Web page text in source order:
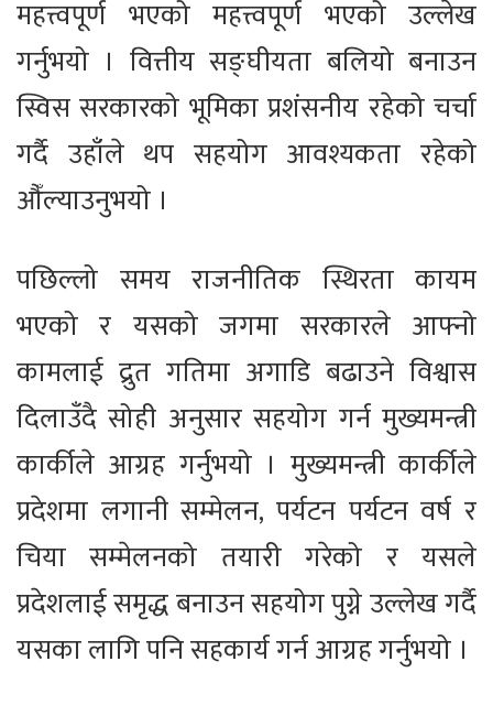
महत्त्वपूर्ण भएको महत्त्वपूर्ण भएको उल्लेख
गर्नुभयो । वित्तीय सङ्घीयता बलियो बनाउन
स्विस सरकारको भूमिका प्रशंसनीय रहेको चर्चा
गर्दै उहाँले थप सहयोग आवश्यकता रहेको
औँल्याउनुभयो ।
पछिल्लो समय राजनीतिक स्थिरता कायम
भएको र यसको जगमा सरकारले आफ्नो
कामलाई द्रुत गतिमा अगाडि बढाउने विश्वास
दिलाउँदै सोही अनुसार सहयोग गर्न मुख्यमन्त्री
कार्कीले आग्रह गर्नुभयो । मुख्यमन्त्री कार्कीले
प्रदेशमा लगानी सम्मेलन, पर्यटन पर्यटन वर्ष र
चिया सम्मेलनको तयारी गरेको र यसले
प्रदेशलाई समृद्ध बनाउन सहयोग पुग्ने उल्लेख गर्दै
यसका लागि पनि सहकार्य गर्न आग्रह गर्नुभयो ।